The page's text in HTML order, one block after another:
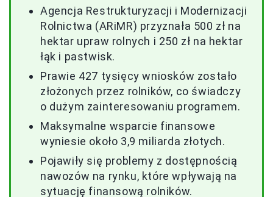
Agencja Restrukturyzacji i Modernizacji
Rolnictwa (ARiMR) przyznała 500 zł na
hektar upraw rolnych i 250 zł na hektar
łąk i pastwisk.
Prawie 427 tysięcy wniosków zostało
złożonych przez rolników, co świadczy
o dużym zainteresowaniu programem.
Maksymalne wsparcie finansowe
wyniesie około 3,9 miliarda złotych.
Pojawiły się problemy z dostępnością
nawozów na rynku, które wpływają na
sytuację finansową rolników.